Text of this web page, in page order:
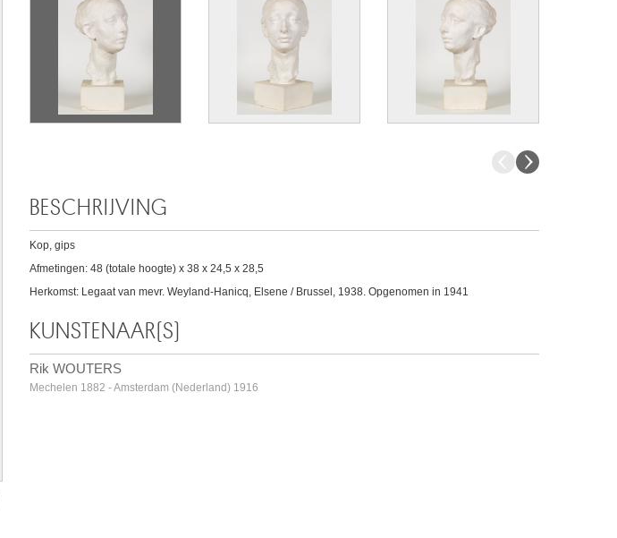
BESCHRIJVING
Kop, gips
Afmetingen: 48 (totale hoogte) x 38 x 24,5 x 28,5
Herkomst: Legaat van mevr. Weyland-Hanicq, Elsene / Brussel, 1938. Opgenomen in 1941
KUNSTENAAR(S)
Rik WOUTERS
Mechelen 1882 - Amsterdam (Nederland) 1916